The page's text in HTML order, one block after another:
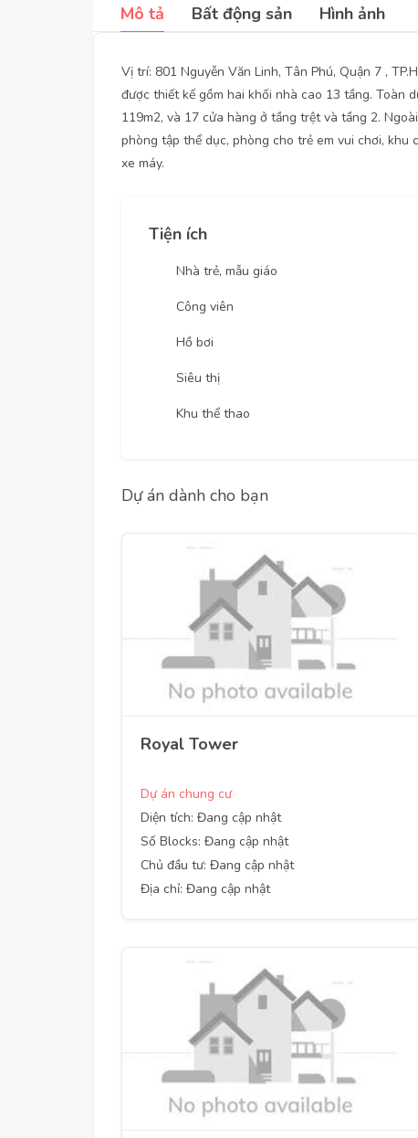
Mô tả Bất động sản Hình ảnh
Vị trí: 801 Nguyễn Văn Linh, Tân Phú, Quận 7 ,
được thiết kế gồm hai khối nhà cao 13 tầng. Toàn
119m2, và 17 cửa hàng ở tầng trệt và tầng 2.
phòng tập thể dục, phòng cho trẻ em vui chơi, khu
xe máy.
Tiện ích
Nhà trẻ, mẫu giáo
Công viên
Hồ bơi
Siêu thị
Khu thể thao
Dự án dành cho bạn
Royal Tower
Dự án chung cư
Diện tích: Đang cập nhật
Số Blocks: Đang cập nhật
Chủ đầu tư: Đang cập nhật
Địa chỉ: Đang cập nhật